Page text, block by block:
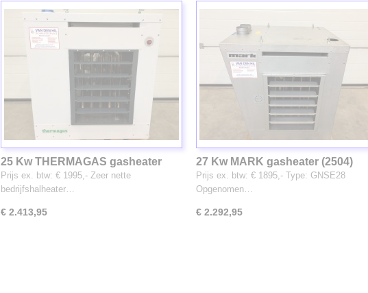
25 Kw THERMAGAS gasheater
(2215)
Prijs ex. btw: € 1995,- Zeer nette
bedrijfshalheater…
€ 2.413,95
27 Kw MARK gasheater (2504)
Prijs ex. btw: € 1895,- Type: GNSE28
Opgenomen…
€ 2.292,95